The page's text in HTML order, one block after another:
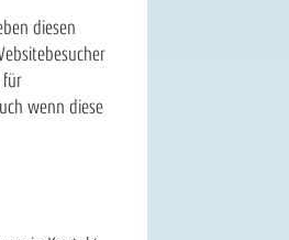
diesen
für
wenn diese